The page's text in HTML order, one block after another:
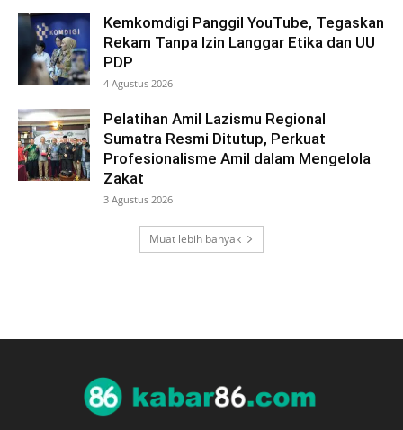
Kemkomdigi Panggil YouTube, Tegaskan
Rekam Tanpa Izin Langgar Etika dan UU
PDP
4 Agustus 2026
Pelatihan Amil Lazismu Regional
Sumatra Resmi Ditutup, Perkuat
Profesionalisme Amil dalam Mengelola
Zakat
3 Agustus 2026
Muat lebih banyak